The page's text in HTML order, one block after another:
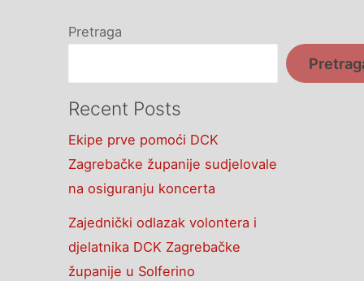
Pretraga
Recent Posts
Ekipe prve pomoći DCK
Zagrebačke županije sudjelovale
na osiguranju koncerta
Zajednički odlazak volontera i
djelatnika DCK Zagrebačke
županije u Solferino